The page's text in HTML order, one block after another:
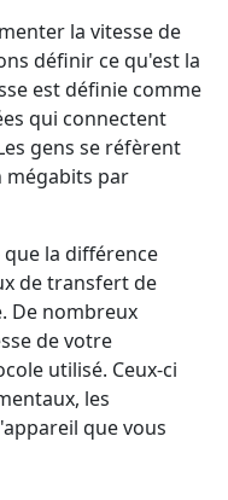
la vitesse de
définir ce qu'est la
est définie comme
qui connectent
gens se réfèrent
mégabits par
la différence
de transfert de
De nombreux
de votre
utilisé. Ceux-ci
les
que vous